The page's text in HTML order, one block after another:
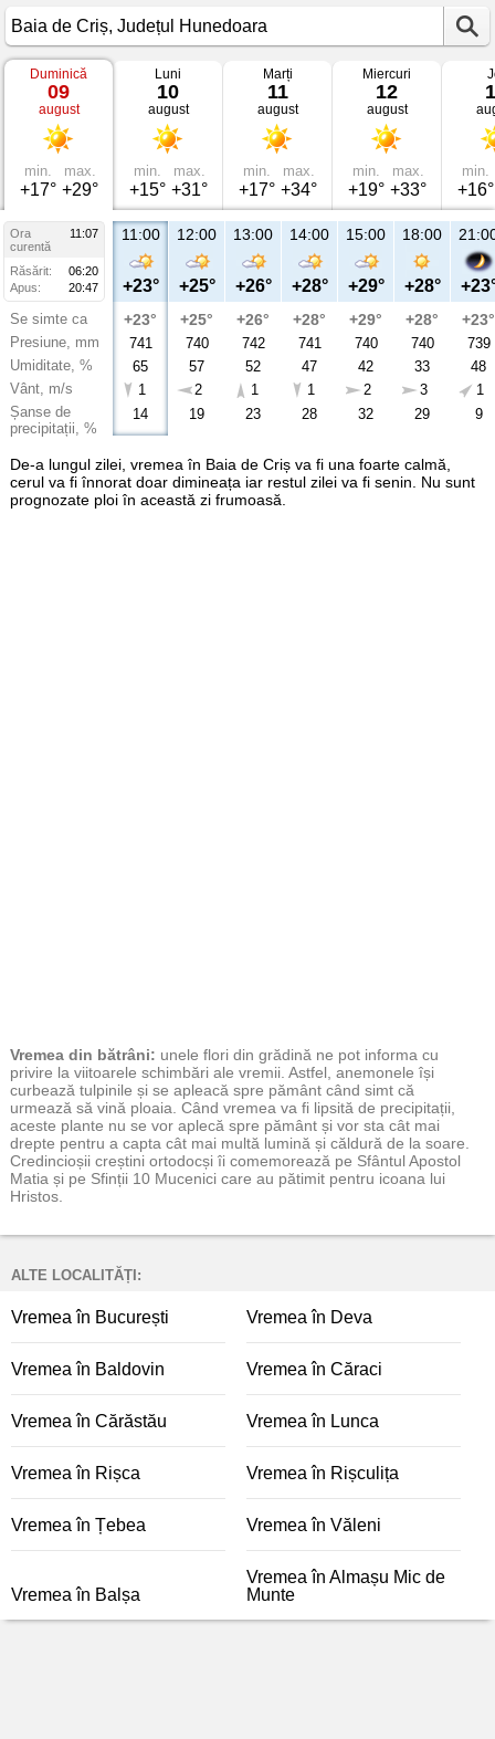
Vremea
Baia
Criș
Județul
Hunedoara
Duminică
09
august
min.
+17°
max.
+29°
Luni
10
august
min.
+15°
max.
+31°
Marți
11
august
min.
+17°
max.
+34°
Miercuri
12
august
min.
+19°
max.
+33°
min.
+16°
Ora
11:07
curentă
Răsărit:
06:20
Apus:
20:47
Se simte ca
Presiune, mm
Umiditate, %
Vânt, m/s
Șanse de
precipitații, %
11:00
+23°
+23°
741
65
1
14
12:00
+25°
+25°
740
57
2
19
13:00
+26°
+26°
742
52
1
23
14:00
+28°
+28°
741
47
1
28
15:00
+29°
+29°
740
42
2
32
18:00
+28°
+28°
740
33
3
29
+23°
739
48
1
9
De-a lungul zilei, vremea în Baia de Criș va fi una foarte calmă,
cerul va fi înnorat doar dimineața iar restul zilei va fi senin. Nu sunt
prognozate ploi în această zi frumoasă.
Vremea din bătrâni: unele flori din grădină ne pot informa cu
privire la viitoarele schimbări ale vremii. Astfel, anemonele își
curbează tulpinile și se apleacă spre pământ când simt că
urmează să vină ploaia. Când vremea va fi lipsită de precipitații,
aceste plante nu se vor aplecă spre pământ și vor sta cât mai
drepte pentru a capta cât mai multă lumină și căldură de la soare.
Credincioșii creștini ortodocși îi comemorează pe Sfântul Apostol
Matia și pe Sfinții 10 Mucenici care au pătimit pentru icoana lui
Hristos.
ALTE LOCALITĂȚI:
Vremea în București Vremea în Deva
Vremea în Baldovin Vremea în Căraci
Vremea în Cărăstău Vremea în Lunca
Vremea în Rișca Vremea în Rișculița
Vremea în Țebea Vremea în Văleni
Vremea în Balșa
Vremea în Almașu Mic de
Munte